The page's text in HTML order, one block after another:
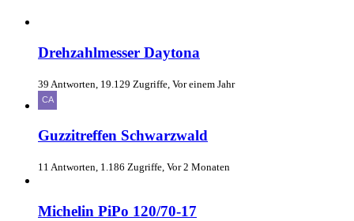
Drehzahlmesser Daytona
39 Antworten, 19.129 Zugriffe, Vor einem Jahr
Guzzitreffen Schwarzwald
11 Antworten, 1.186 Zugriffe, Vor 2 Monaten
Michelin PiPo 120/70-17